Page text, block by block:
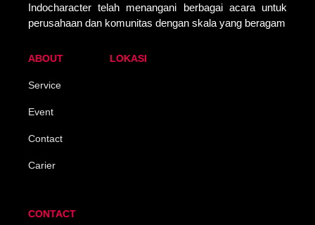
Indocharacter telah menangani berbagai acara untuk
perusahaan dan komunitas dengan skala yang beragam
ABOUT
Service
Event
Contact
Carier
LOKASI
CONTACT